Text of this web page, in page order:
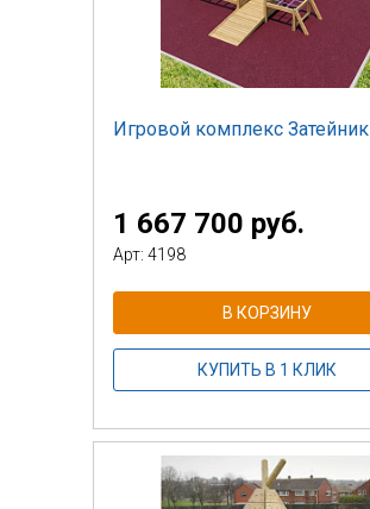
Игровой комплекс Затейник
1 667 700 руб.
Арт: 4198
В КОРЗИНУ
КУПИТЬ В 1 КЛИК